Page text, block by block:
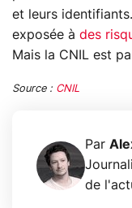
et leurs
exposée à des
Mais la CNIL est
Source : CNIL
Par
de